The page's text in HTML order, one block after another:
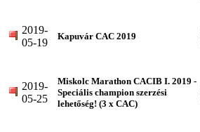
2019-
05-19
Kapuvár CAC 2019
2019-
05-25
Miskolc Marathon CACIB I. 2019 -
Speciális champion szerzési
lehetőség! (3 x CAC)